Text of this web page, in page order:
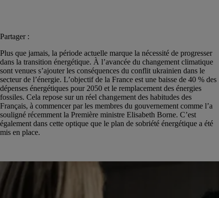
Partager :
Plus que jamais, la période actuelle marque la nécessité de progresser
dans la transition énergétique. À l’avancée du changement climatique
sont venues s’ajouter les conséquences du conflit ukrainien dans le
secteur de l’énergie. L’objectif de la France est une baisse de 40 % des
dépenses énergétiques pour 2050 et le remplacement des énergies
fossiles. Cela repose sur un réel changement des habitudes des
Français, à commencer par les membres du gouvernement comme l’a
souligné récemment la Première ministre Elisabeth Borne. C’est
également dans cette optique que le plan de sobriété énergétique a été
mis en place.